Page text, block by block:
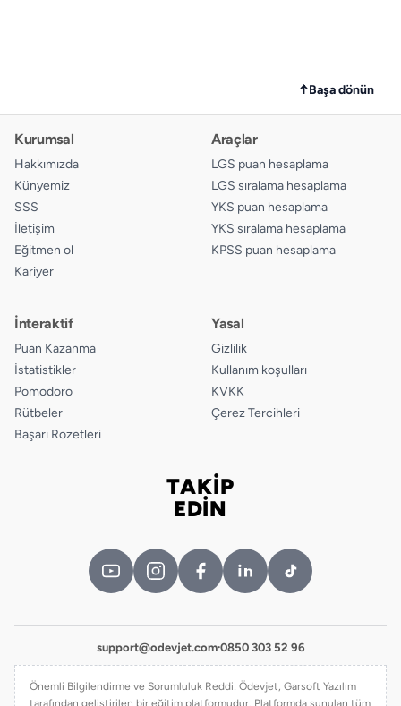
↑Başa dönün
Kurumsal
Hakkımızda
Künyemiz
SSS
İletişim
Eğitmen ol
Kariyer
Araçlar
LGS puan hesaplama
LGS sıralama hesaplama
YKS puan hesaplama
YKS sıralama hesaplama
KPSS puan hesaplama
İnteraktif
Puan Kazanma
İstatistikler
Pomodoro
Rütbeler
Başarı Rozetleri
Yasal
Gizlilik
Kullanım koşulları
KVKK
Çerez Tercihleri
TAKİP
EDİN
support@odevjet.com·0850 303 52 96
Önemli Bilgilendirme ve Sorumluluk Reddi: Ödevjet, Garsoft Yazılım